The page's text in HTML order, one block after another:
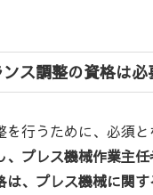
ス調整の資格は必
を行うために、必須
、プレス機械作業主
は、プレス機械に関